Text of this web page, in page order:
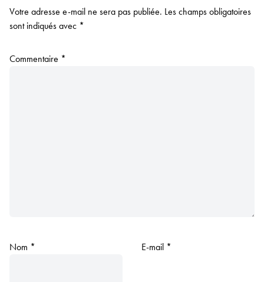
Votre adresse e-mail ne sera pas publiée. Les champs obligatoires
sont indiqués avec *
Commentaire *
Nom * E-mail *